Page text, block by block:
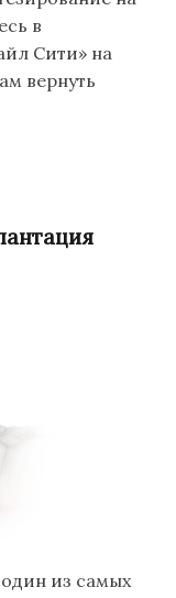
в
Сити» на
вернуть
из самых